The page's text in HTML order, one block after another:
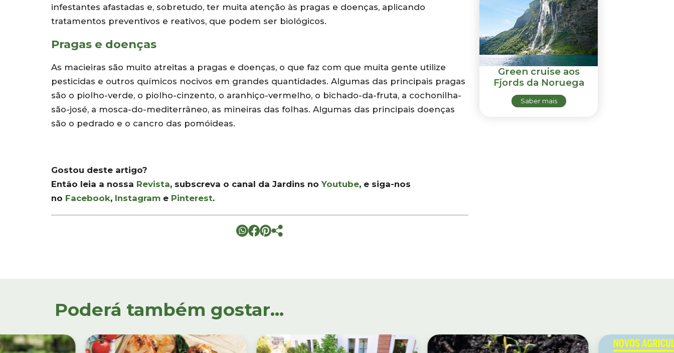
infestantes afastadas e, sobretudo, ter muita atenção às pragas e doenças, aplicando
tratamentos preventivos e reativos, que podem ser biológicos.
Pragas e doenças
As macieiras são muito atreitas a pragas e doenças, o que faz com que muita gente utilize
pesticidas e outros químicos nocivos em grandes quantidades. Algumas das principais pragas
são o piolho-verde, o piolho-cinzento, o aranhiço-vermelho, o bichado-da-fruta, a cochonilha-
são-josé, a mosca-do-mediterrâneo, as mineiras das folhas. Algumas das principais doenças
são o pedrado e o cancro das pomóideas.
Gostou deste artigo?
Então leia a nossa Revista, subscreva o canal da Jardins noYoutube, e siga-nos
no Facebook, Instagram e Pinterest.
Green cruise aos
Fjords da Noruega
Saber mais
Poderá também gostar...